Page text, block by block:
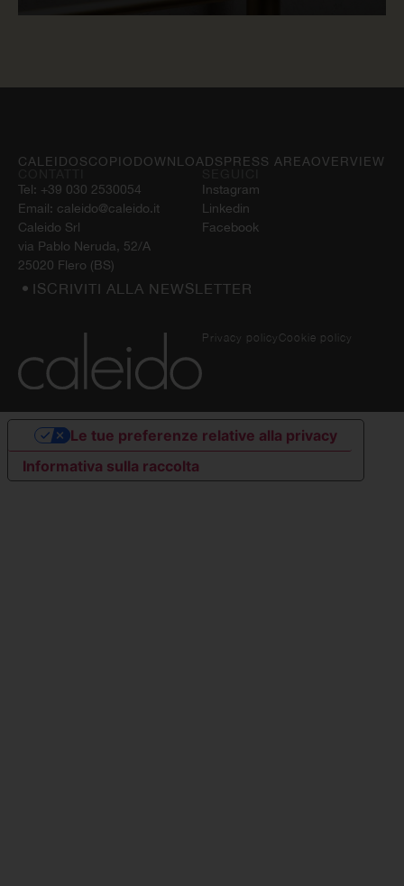
Tel: +39 030 2530054
Email: caleido@caleido.it
Caleido Srl
via Pablo Neruda, 52/A
25020 Flero (BS)
Instagram
Linkedin
Facebook
CALEIDOSCOPIODOWNLOADSPRESS AREAOVERVIEW
ISCRIVITI ALLA NEWSLETTER
Privacy policy Cookie policy
Informativa sulla raccolta
Le tue preferenze relative alla privacy